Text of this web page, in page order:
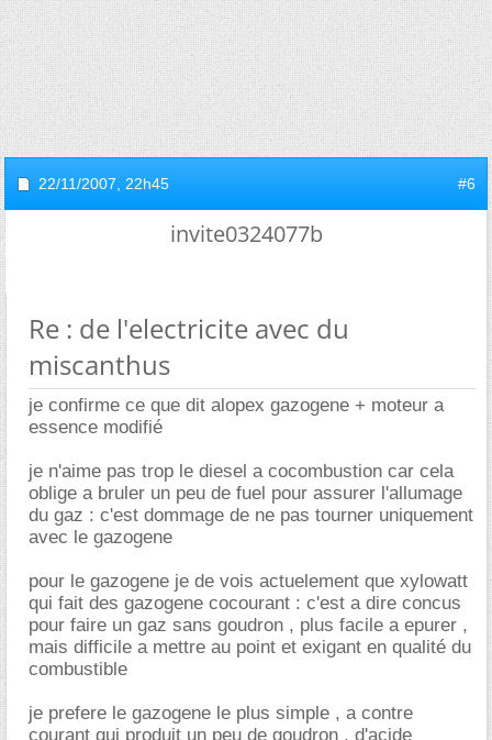
22/11/2007, 22h45 #6
invite0324077b
Re : de l'electricite avec du
miscanthus
je confirme ce que dit alopex gazogene + moteur a
essence modifié
je n'aime pas trop le diesel a cocombustion car cela
oblige a bruler un peu de fuel pour assurer l'allumage
du gaz : c'est dommage de ne pas tourner uniquement
avec le gazogene
pour le gazogene je de vois actuelement que xylowatt
qui fait des gazogene cocourant : c'est a dire concus
pour faire un gaz sans goudron , plus facile a epurer ,
mais difficile a mettre au point et exigant en qualité du
combustible
je prefere le gazogene le plus simple , a contre
courant qui produit un peu de goudron , d'acide